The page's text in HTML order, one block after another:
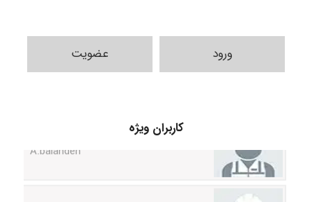
ورود عضویت
کاربران ویژه